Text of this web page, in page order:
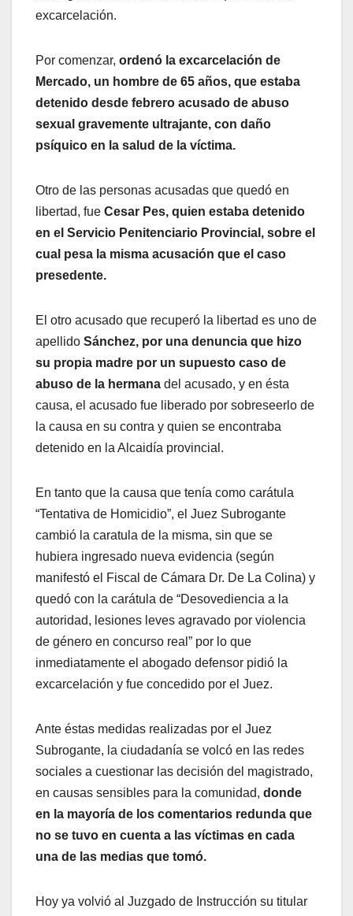
excarcelación.
Por comenzar, ordenó la excarcelación de
Mercado, un hombre de 65 años, que estaba
detenido desde febrero acusado de abuso
sexual gravemente ultrajante, con daño
psíquico en la salud de la víctima.
Otro de las personas acusadas que quedó en
libertad, fue Cesar Pes, quien estaba detenido
en el Servicio Penitenciario Provincial, sobre el
cual pesa la misma acusación que el caso
presedente.
El otro acusado que recuperó la libertad es uno de
apellido Sánchez, por una denuncia que hizo
su propia madre por un supuesto caso de
abuso de la hermana del acusado, y en ésta
causa, el acusado fue liberado por sobreseerlo de
la causa en su contra y quien se encontraba
detenido en la Alcaidía provincial.
En tanto que la causa que tenía como carátula
“Tentativa de Homicidio”, el Juez Subrogante
cambió la caratula de la misma, sin que se
hubiera ingresado nueva evidencia (según
manifestó el Fiscal de Cámara Dr. De La Colina) y
quedó con la carátula de “Desovediencia a la
autoridad, lesiones leves agravado por violencia
de género en concurso real” por lo que
inmediatamente el abogado defensor pidió la
excarcelación y fue concedido por el Juez.
Ante éstas medidas realizadas por el Juez
Subrogante, la ciudadanía se volcó en las redes
sociales a cuestionar las decisión del magistrado,
en causas sensibles para la comunidad, donde
en la mayoría de los comentarios redunda que
no se tuvo en cuenta a las víctimas en cada
una de las medias que tomó.
Hoy ya volvió al Juzgado de Instrucción su titular